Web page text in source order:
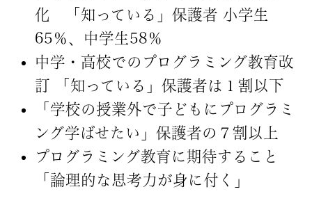
化 「知っている」保護者 小学生
65％、中学生58％
中学・高校でのプログラミング教育改
訂 「知っている」保護者は１割以下
「学校の授業外で子どもにプログラミ
ング学ばせたい」保護者の７割以上
プログラミング教育に期待すること
「論理的な思考力が身に付く」